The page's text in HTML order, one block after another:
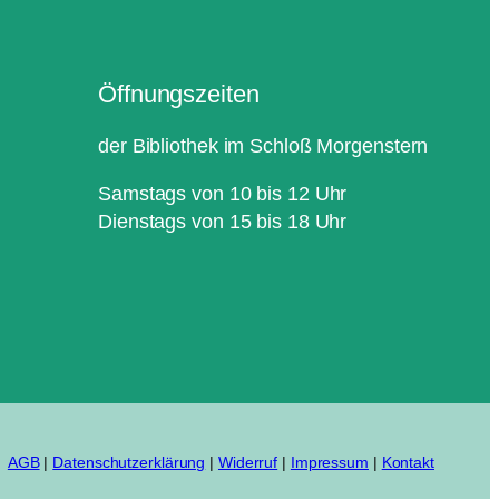
Öffnungszeiten
der Bibliothek im Schloß Morgenstern
Samstags von 10 bis 12 Uhr
Dienstags von 15 bis 18 Uhr
AGB| Datenschutzerklärung | Widerruf | Impressum | Kontakt